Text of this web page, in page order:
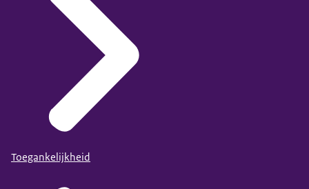
Toegankelijkheid